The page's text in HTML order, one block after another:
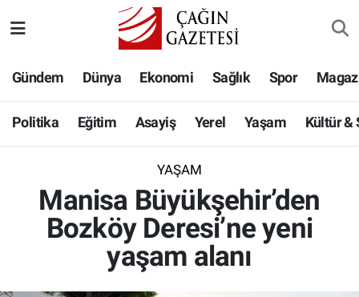
Gündem Dünya Ekonomi Sağlık Spor
Politika Eğitim Asayiş Yerel Yaşam Kültür &
YAŞAM
Manisa Büyükşehir’den
Bozköy Deresi’ne yeni
yaşam alanı
Eğitim
Asayiş
Yaşam
Kültür & Sanat
Hava Durumu
Namaz Vakitleri
Süper Lig Puan Durumu ve Fikstür
Tüm Manşetler